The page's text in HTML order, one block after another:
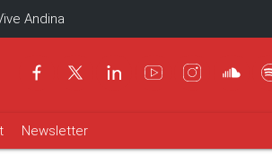
Andina
Newsletter